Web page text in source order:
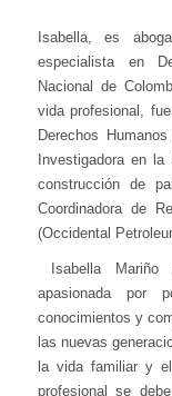
Isabella, es
especialista en
Nacional de
vida profesional,
Derechos
Investigadora en
construcción de
Coordinadora de
(Occidental
Isabella Mariño
apasionada por
conocimientos y
las nuevas
la vida familiar y
profesional se